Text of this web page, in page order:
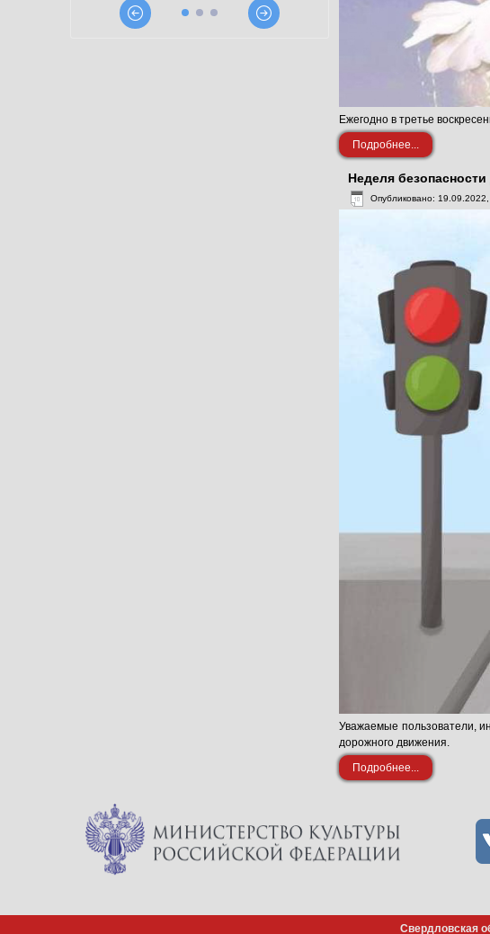
Ежегодно в третье
Подробнее...
Неделя
Опубликовано: 19.09.2022,
Уважаемые пользователи,
дорожного движения.
Подробнее...
Свердловская